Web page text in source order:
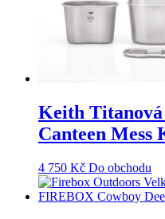
Keith Titanová
Canteen Mess
4 750 Kč Do obchodu